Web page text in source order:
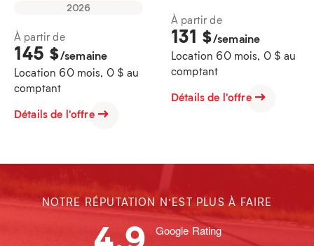
2026
À partir de
145 $/semaine
Location 60 mois, 0 $ au
comptant
Détails de l'offre
À partir de
131 $/semaine
Location 60 mois, 0 $ au
comptant
Détails de l'offre
NOTRE RÉPUTATION N’EST PLUS À FAIRE
Google Rating
4.9